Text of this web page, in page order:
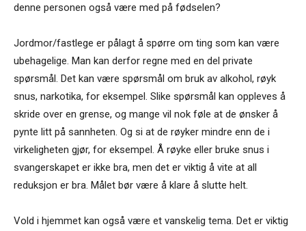
denne personen også være med på fødselen?
Jordmor/fastlege er pålagt å spørre om ting som kan være
ubehagelige. Man kan derfor regne med en del private
spørsmål. Det kan være spørsmål om bruk av alkohol, røyk
snus, narkotika, for eksempel. Slike spørsmål kan oppleves å
skride over en grense, og mange vil nok føle at de ønsker å
pynte litt på sannheten. Og si at de røyker mindre enn de i
virkeligheten gjør, for eksempel. Å røyke eller bruke snus i
svangerskapet er ikke bra, men det er viktig å vite at all
reduksjon er bra. Målet bør være å klare å slutte helt.
Vold i hjemmet kan også være et vanskelig tema. Det er viktig